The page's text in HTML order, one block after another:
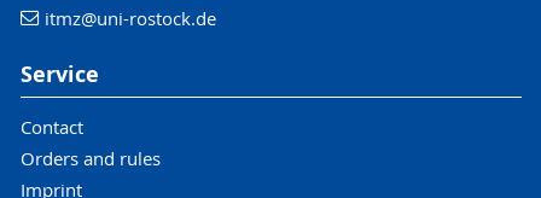
itmz@uni-rostock.de
Service
Contact
Orders and rules
Imprint